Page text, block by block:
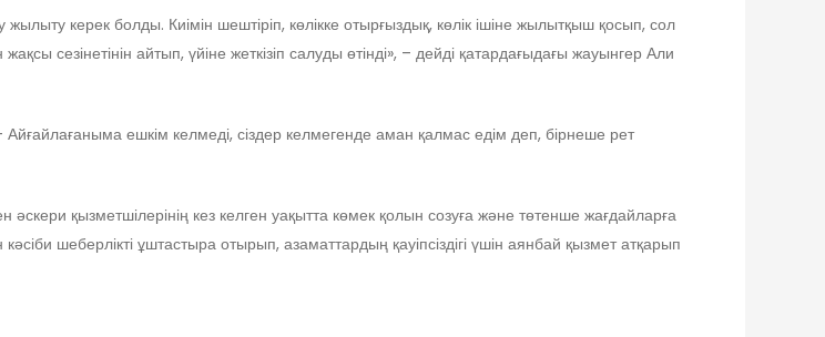
керек болды. Киімін шештіріп, көлікке отырғыздық, көлік ішіне жылытқыш қосып, сол
сезінетінін айтып, үйіне жеткізіп салуды өтінді», – дейді қатардағыдағы жауынгер Али
ешкім келмеді, сіздер келмегенде аман қалмас едім деп, бірнеше рет
қызметшілерінің кез келген уақытта көмек қолын созуға және төтенше жағдайларға
шеберлікті ұштастыра отырып, азаматтардың қауіпсіздігі үшін аянбай қызмет атқарып